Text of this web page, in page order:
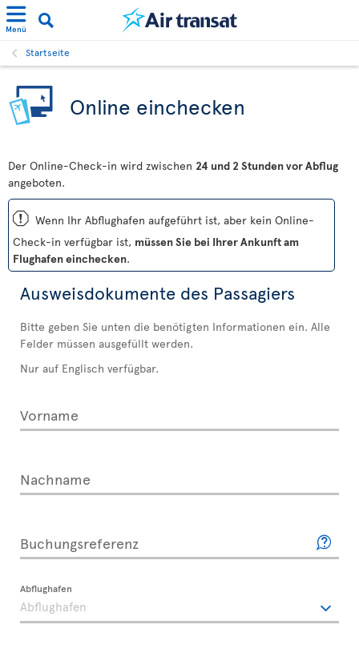
Menü
Startseite
Online einchecken
Der Online-Check-in wird zwischen 24 und 2 Stunden vor Abflug
angeboten.
ü Wenn Ihr Abflughafen aufgeführt ist, aber kein Online-
Check-in verfügbar ist, müssen Sie bei Ihrer Ankunft am
Flughafen einchecken.
Ausweisdokumente des Passagiers
Bitte geben Sie unten die benötigten Informationen ein. Alle
Felder müssen ausgefüllt werden.
Nur auf Englisch verfügbar.
Vorname
Nachname
Buchungsreferenz
Abflughafen